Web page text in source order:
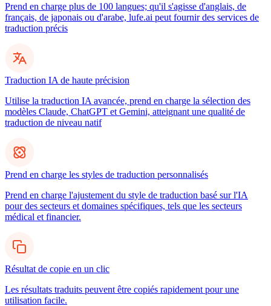
Prend en charge plus de 100 langues; qu'il s'agisse d'anglais, de
français, de japonais ou d'arabe, lufe.ai peut fournir des services de
traduction précis
Traduction IA de haute précision
Utilise la traduction IA avancée, prend en charge la sélection des
modèles Claude, ChatGPT et Gemini, atteignant une qualité de
traduction de niveau natif
Prend en charge les styles de traduction personnalisés
Prend en charge l'ajustement du style de traduction basé sur l'IA
pour des secteurs et domaines spécifiques, tels que les secteurs
médical et financier.
Résultat de copie en un clic
Les résultats traduits peuvent être copiés rapidement pour une
utilisation facile.